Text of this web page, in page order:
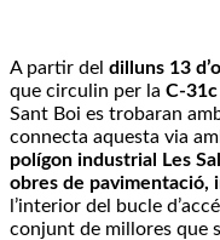
A partir del dilluns 13
que circulin per la C-
Sant Boi es trobaran
connecta aquesta via
polígon industrial Les
obres de pavimentació,
l’interior del bucle
conjunt de millores que